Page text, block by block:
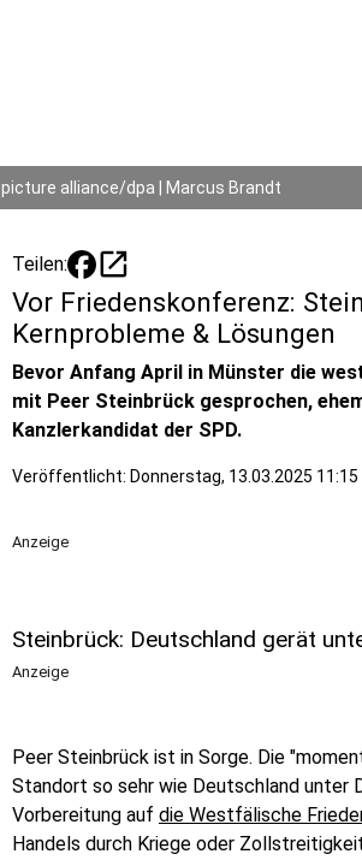
picture alliance/dpa | Marcus Brandt
Teilen: open_in_new
Vor Friedenskonferenz:
Kernprobleme & Lösungen
Bevor Anfang April in Münster die
mit Peer Steinbrück gesprochen,
Kanzlerkandidat der SPD.
Veröffentlicht: Donnerstag, 13.03.2025 11:15
Anzeige
Steinbrück: Deutschland gerät
Anzeige
Peer Steinbrück ist in Sorge. Die
Standort so sehr wie Deutschland unter
Vorbereitung auf die Westfälische
Handels durch Kriege oder